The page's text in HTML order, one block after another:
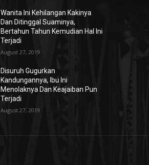
Wanita Ini Kehilangan Kakinya
Dan Ditinggal Suaminya,
Bertahun Tahun Kemudian Hal Ini
Terjadi
August 27, 2019
Disuruh Gugurkan
Kandungannya, Ibu Ini
Menolaknya Dan Keajaiban Pun
Terjadi
August 27, 2019